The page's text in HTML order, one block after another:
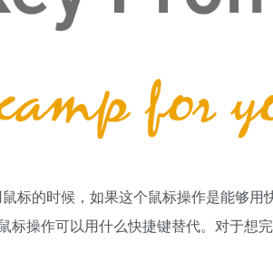
标的时候，如果这个鼠标操作是能够
标操作可以用什么快捷键替代。对于想